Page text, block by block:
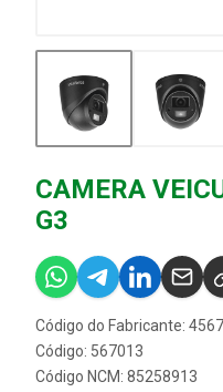
CAMERA
G3
Código do Fabricante:
Código: 567013
Código NCM: 85258913